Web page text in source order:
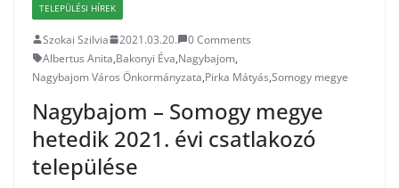
TELEPÜLÉSI HÍREK
Szokai Szilvia 2021.03.20.
0 Comments
Albertus Anita,Bakonyi Éva,Nagybajom,
Nagybajom Város Önkormányzata,Pirka Mátyás,Somogy megye
Nagybajom – Somogy megye
hetedik 2021. évi csatlakozó
települése